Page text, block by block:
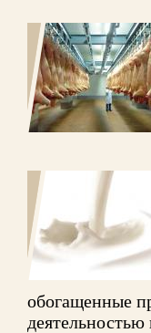
обогащенные
деятельностью